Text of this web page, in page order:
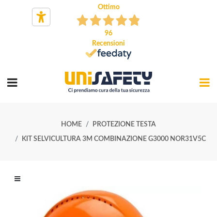
Ottimo
96
Recensioni
HOME PROTEZIONE TESTA
KIT SELVICULTURA 3M COMBINAZIONE G3000 NOR31V5C